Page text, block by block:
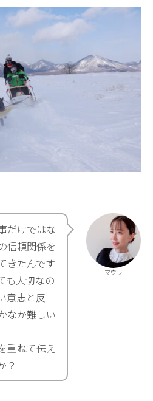
マウラ
だけではな
信頼関係を
きたんです
も大切なの
意志と反
なか難しい
重ねて伝え
？